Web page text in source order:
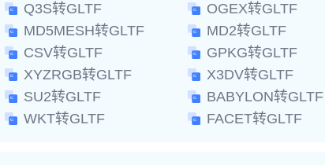
Q3S转GLTF OGEX转GLTF
MD5MESH转GLTF MD2转GLTF
CSV转GLTF GPKG转GLTF
XYZRGB转GLTF X3DV转GLTF
SU2转GLTF BABYLON转GLTF
WKT转GLTF FACET转GLTF